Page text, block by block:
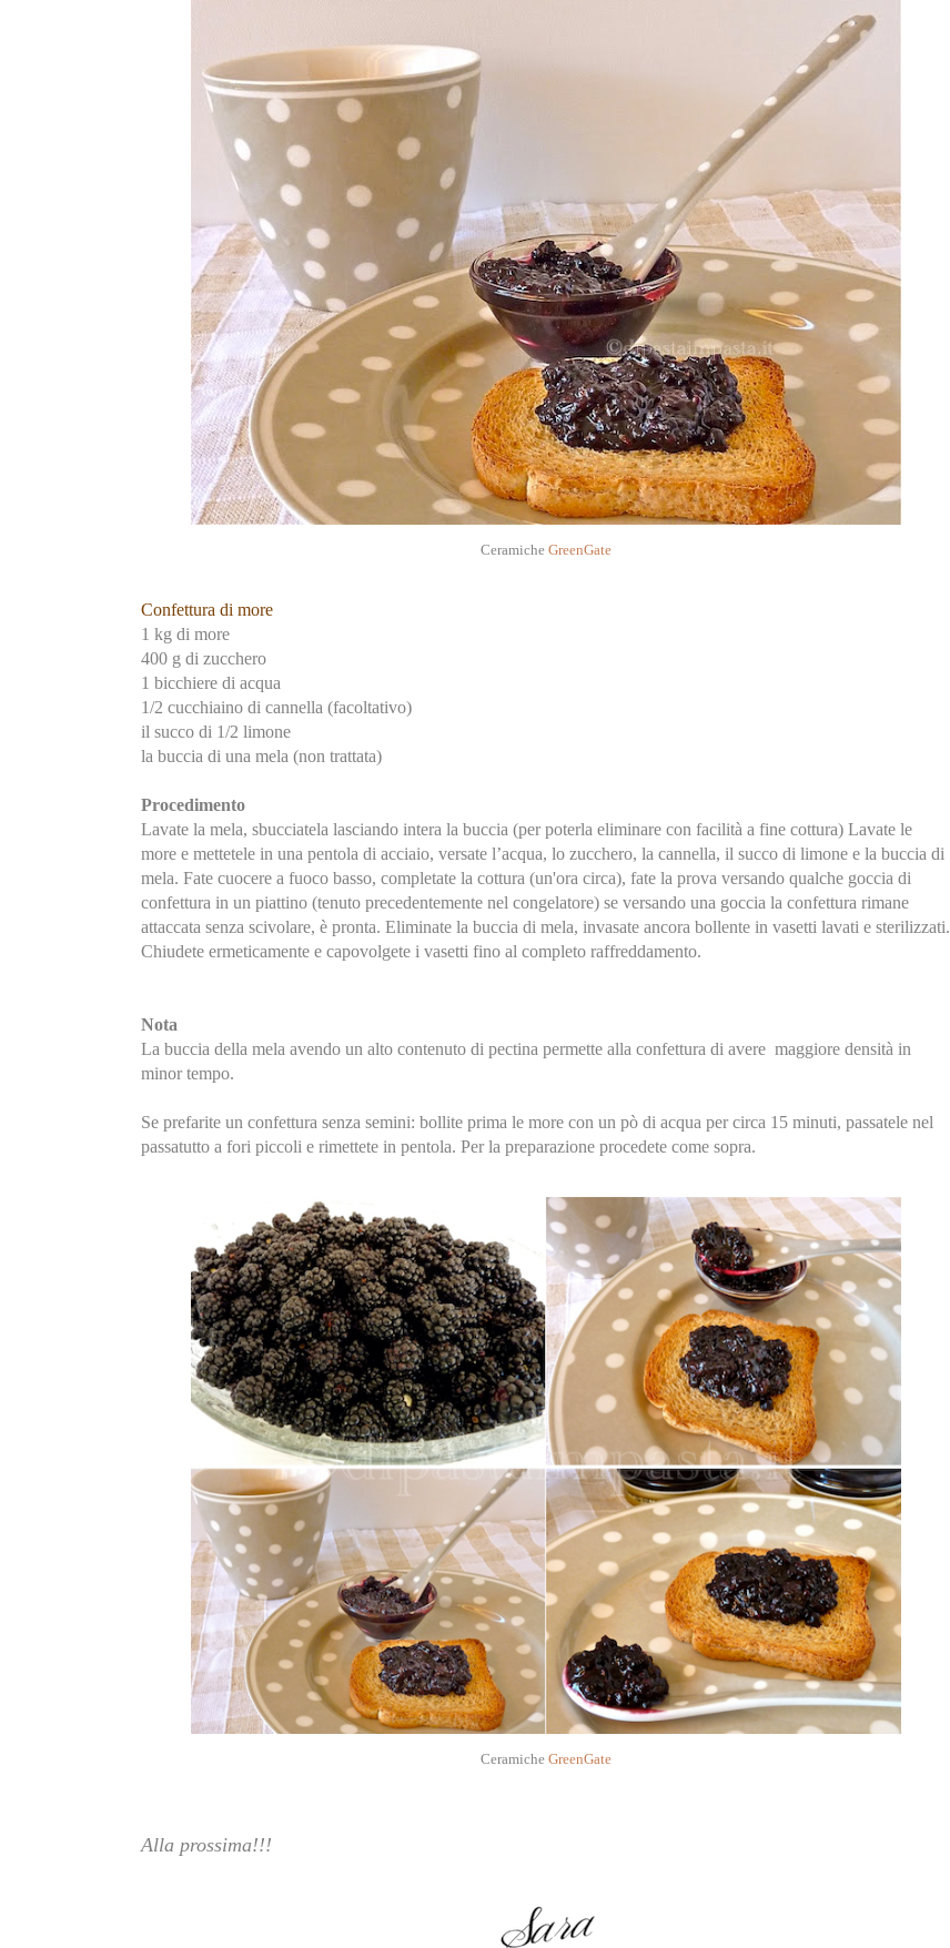
Ceramiche GreenGate
Confettura di more
1 kg di more
400 g di zucchero
1 bicchiere di acqua
1/2 cucchiaino di cannella (facoltativo)
il succo di 1/2 limone
la buccia di una mela (non trattata)
Procedimento
Lavate la mela, sbucciatela lasciando intera la buccia (per poterla eliminare con facilità a fine cottura) Lavate le
more e mettetele in una pentola di acciaio, versate l’acqua, lo zucchero, la cannella, il succo di limone e la buccia di
mela. Fate cuocere a fuoco basso, completate la cottura (un'ora circa), fate la prova versando qualche goccia di
confettura in un piattino (tenuto precedentemente nel congelatore) se versando una goccia la confettura rimane
attaccata senza scivolare, è pronta. Eliminate la buccia di mela, invasate ancora bollente in vasetti lavati e sterilizzati.
Chiudete ermeticamente e capovolgete i vasetti fino al completo raffreddamento.
Nota
La buccia della mela avendo un alto contenuto di pectina permette alla confettura di avere maggiore densità in
minor tempo.
Se prefarite un confettura senza semini: bollite prima le more con un pò di acqua per circa 15 minuti, passatele nel
passatutto a fori piccoli e rimettete in pentola. Per la preparazione procedete come sopra.
Ceramiche GreenGate
Alla prossima!!!